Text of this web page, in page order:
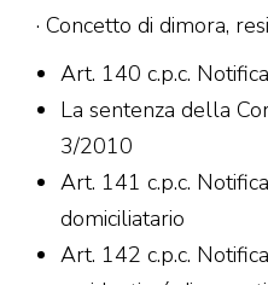
· Concetto di dimora,
Art. 140 c.p.c.
La sentenza della
3/2010
Art. 141 c.p.c.
domiciliatario
Art. 142 c.p.c.